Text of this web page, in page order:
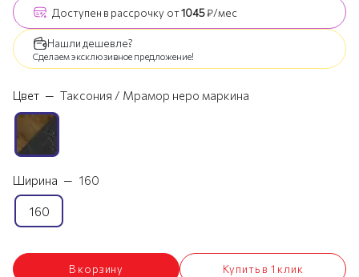
Доступен в рассрочку от1045₽/мес
Нашли дешевле?
Сделаем эксклюзивное предложение!
Цвет — Таксония / Мрамор неро маркина
Ширина — 160
160
В корзину Купить в 1 клик